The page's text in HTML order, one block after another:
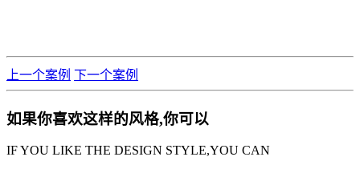
上一个案例 下一个案例
如果你喜欢这样的风格,你可以
IF YOU LIKE THE DESIGN STYLE,YOU CAN